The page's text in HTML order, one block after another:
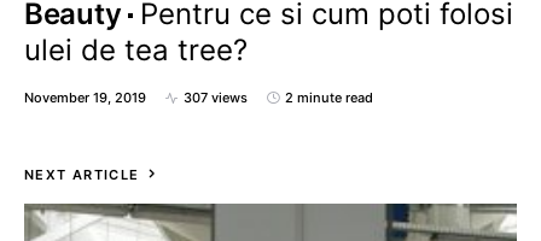
Beauty
Pentru ce si cum poti folosi
ulei de tea tree?
November 19, 2019 307 views 2 minute read
NEXT ARTICLE